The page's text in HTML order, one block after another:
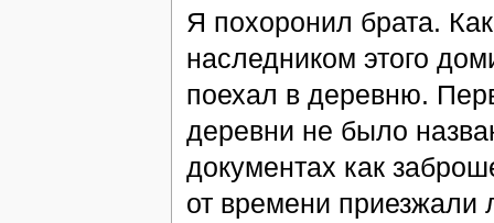
Я похоронил брата.
наследником этого
поехал в деревню.
деревни не было
документах как
от времени